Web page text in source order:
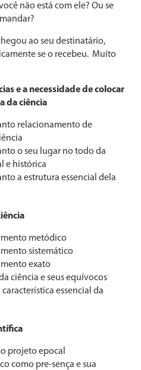
não está com ele? Ou se
ao seu destinatário,
se o recebeu. Muito
e a necessidade de colocar
da ciência
relacionamento de
o seu lugar no todo da
e histórica
a estrutura essencial dela
metódico
sistemático
exato
ciência e seus equívocos
essencial da
projeto epocal
como pre-sença e sua